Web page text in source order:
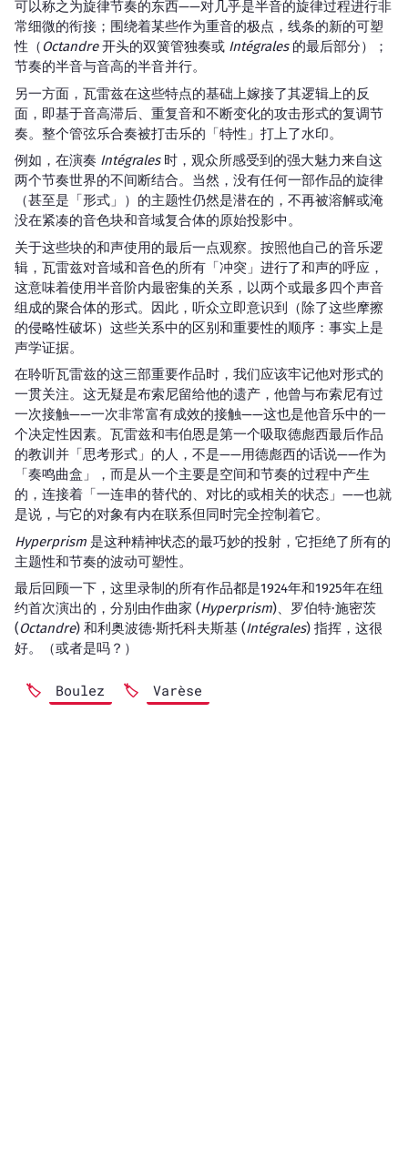
可以称之为旋律节奏的东西——对几乎是半音的旋律过程进行非
常细微的衔接；围绕着某些作为重音的极点，线条的新的可塑
性（Octandre开头的双簧管独奏或 Intégrales的最后部分）；
节奏的半音与音高的半音并行。
另一方面，瓦雷兹在这些特点的基础上嫁接了其逻辑上的反
面，即基于音高滞后、重复音和不断变化的攻击形式的复调节
奏。整个管弦乐合奏被打击乐的「特性」打上了水印。
例如，在演奏 Intégrales时，观众所感受到的强大魅力来自这
两个节奏世界的不间断结合。当然，没有任何一部作品的旋律
（甚至是「形式」）的主题性仍然是潜在的，不再被溶解或淹
没在紧凑的音色块和音域复合体的原始投影中。
关于这些块的和声使用的最后一点观察。按照他自己的音乐逻
辑，瓦雷兹对音域和音色的所有「冲突」进行了和声的呼应，
这意味着使用半音阶内最密集的关系，以两个或最多四个声音
组成的聚合体的形式。因此，听众立即意识到（除了这些摩擦
的侵略性破坏）这些关系中的区别和重要性的顺序：事实上是
声学证据。
在聆听瓦雷兹的这三部重要作品时，我们应该牢记他对形式的
一贯关注。这无疑是布索尼留给他的遗产，他曾与布索尼有过
一次接触——一次非常富有成效的接触——这也是他音乐中的一
个决定性因素。瓦雷兹和韦伯恩是第一个吸取德彪西最后作品
的教训并「思考形式」的人，不是——用德彪西的话说——作为
「奏鸣曲盒」，而是从一个主要是空间和节奏的过程中产生
的，连接着「一连串的替代的、对比的或相关的状态」——也就
是说，与它的对象有内在联系但同时完全控制着它。
Hyperprism是这种精神状态的最巧妙的投射，它拒绝了所有的
主题性和节奏的波动可塑性。
最后回顾一下，这里录制的所有作品都是1924年和1925年在纽
约首次演出的，分别由作曲家 (Hyperprism)、罗伯特·施密茨
(Octandre) 和利奥波德·斯托科夫斯基 (Intégrales) 指挥，这很
好。（或者是吗？）
Boulez Varèse